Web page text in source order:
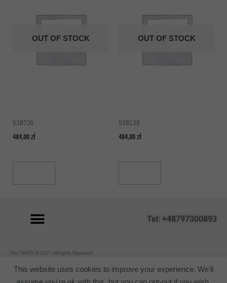
OUT OF STOCK
S3B726
484,00zł
OUT OF STOCK
S3B138
484,00zł
Tel: +48797300893
Pro-TRATE © 2021 All rights Reserved.
This website uses cookies to improve your experience. We'll